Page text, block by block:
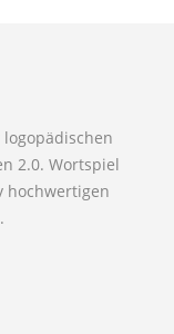
2.0. Wortspiel
hochwertigen